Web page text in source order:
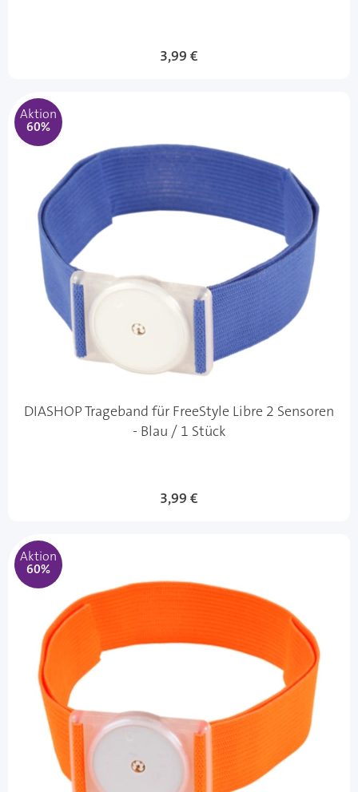
Sonderangebot
3,99 €
Aktion
60%
DIASHOP Trageband für FreeStyle Libre 2 Sensoren
- Blau / 1 Stück
Sonderangebot
3,99 €
Aktion
60%